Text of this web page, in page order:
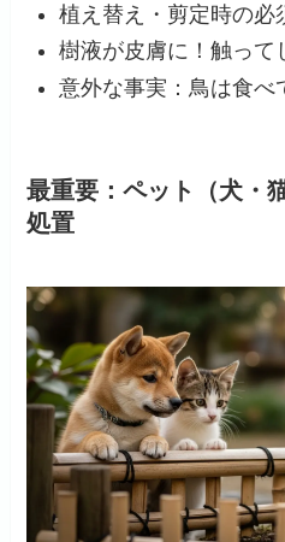
植え替え・剪定時の必
樹液が皮膚に！触って
意外な事実：鳥は食べ
最重要：ペット（犬・
処置